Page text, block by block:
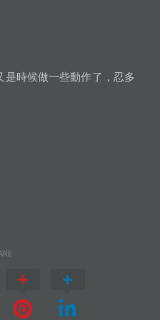
是時候做一些動作了，忍多